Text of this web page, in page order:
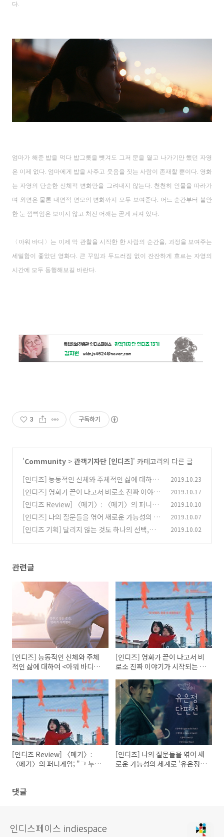
다.
엄마가 해준 밥을 먹다 밥그릇을 뺏겨도 그저 문을 열고 나가기만 했던 자영
은 이제 없다. 엄마에게 밥을 사주고 웃음을 짓는 사람이 존재할 뿐이다. 영화
는 자영의 단순한 신체적 변화만을 그려내지 않는다. 천천히 인물을 따라가
며 외면은 물론 내면적 면모의 변화까지 모두 보여준다. 어느 순간부터 불안
한 눈 깜빡임은 보이지 않고 처진 어깨는 곧게 펴져 있다.
〈 아워 바디 〉 는 이제 막 관찰을 시작한 한 사람의 순간을, 과정을 보여주는
세밀함이 좋았던 영화다. 큰 꾸밈과 두드러짐 없이 잔잔하게 흐르는 자영의
시간에 모두 동행해보길 바란다.
3 구독하기
'Community > 관객기자단 [인디즈]' 카테고리의 다른 글
[인디즈] 능동적인 신체와 주체적인 삶에 대하여
<아워 바디> 인디토크 기록
(0)
2019.10.23
[인디즈] 영화가 끝이 나고서 비로소 진짜 이야기
가 시작되는 영화 〈메기〉 인디토크 기록
(0)
2019.10.17
[인디즈 Review] 〈메기〉: 〈메기〉의 퍼니게
임; "그 누가 사진을 찍었을까?"
(0)
2019.10.10
[인디즈] 나의 질문들을 엮어 새로운 가능성의 세
계로 '유은정 단편선' 인디토크 기록
(0)
2019.10.07
[인디즈 기획] 달리지 않는 것도 하나의 선택,
2019.10.02
관련글
[인디즈] 능동적인 신체와 주체
적인 삶에 대하여 <아워 바디>
[인디즈] 영화가 끝이 나고서 비
로소 진짜 이야기가 시작되는 영
[인디즈 Review] 〈메기〉:
〈메기〉의 퍼니게임; "그 누가
[인디즈] 나의 질문들을 엮어 새
로운 가능성의 세계로 '유은정
댓글
인디스페이스 indiespace